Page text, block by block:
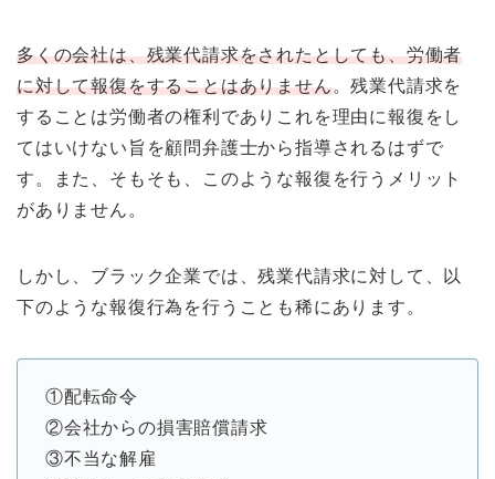
多くの会社は、残業代請求をされたとしても、労働者
に対して報復をすることはありません。残業代請求を
することは労働者の権利でありこれを理由に報復をし
てはいけない旨を顧問弁護士から指導されるはずで
す。また、そもそも、このような報復を行うメリット
がありません。
しかし、ブラック企業では、残業代請求に対して、以
下のような報復行為を行うことも稀にあります。
①配転命令
②会社からの損害賠償請求
③不当な解雇